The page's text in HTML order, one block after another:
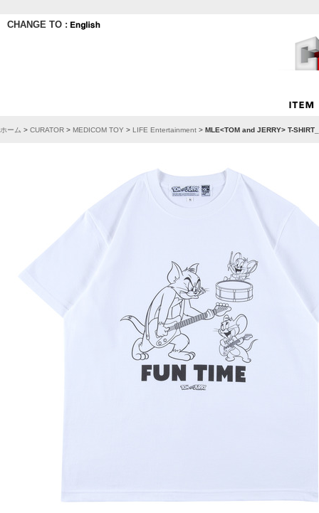
CHANGE TO :
ホーム > CURATOR > MEDICOM TOY > LIFE Entertainment > MLE<TOM and JERRY> T-